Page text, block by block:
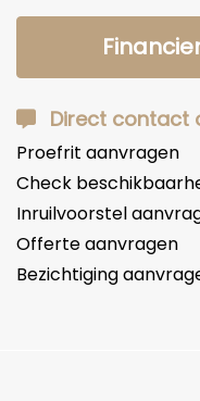
Direct contact
Proefrit aanvragen
Check
Inruilvoorstel
Offerte aanvragen
Bezichtiging